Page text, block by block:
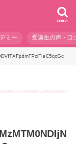
search
ミー 受講生の声・口